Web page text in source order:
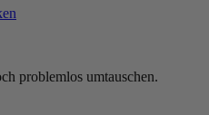
problemlos umtauschen.